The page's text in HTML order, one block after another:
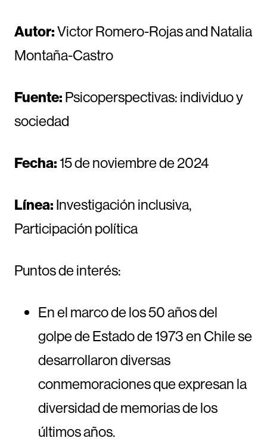
Autor:Victor Romero-Rojas and Natalia
Montaña-Castro
Fuente: Psicoperspectivas: individuo y
sociedad
Fecha:15 de noviembre de 2024
Línea: Investigación inclusiva,
Participación política
Puntos de interés:
En el marco de los 50 años del
golpe de Estado de 1973 en Chile se
desarrollaron diversas
conmemoraciones que expresan la
diversidad de memorias de los
últimos años.